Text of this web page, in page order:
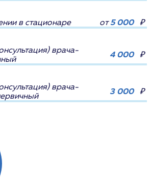
в стационаре от5 000 ₽
врача-
4 000 ₽
врача-
3 000 ₽